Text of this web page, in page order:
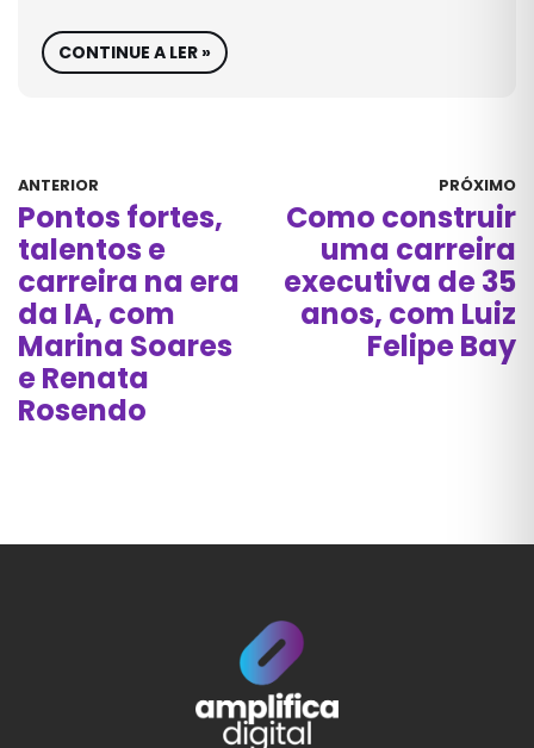
CONTINUE A LER »
ANTERIOR
Pontos fortes,
talentos e
carreira na era
da IA, com
Marina Soares
e Renata
Rosendo
PRÓXIMO
Como construir
uma carreira
executiva de 35
anos, com Luiz
Felipe Bay